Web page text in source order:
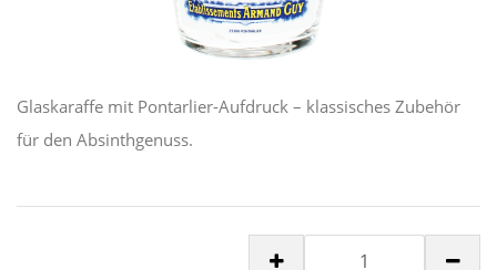
Glaskaraffe mit Pontarlier-Aufdruck – klassisches Zubehör
für den Absinthgenuss.